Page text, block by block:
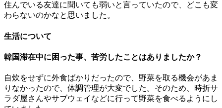
住んでいる友達に聞いても弱いと言っていたので、どこも変
わらないのかなと思いました。
生活について
韓国滞在中に困った事、苦労したことはありましたか？
自炊をせずに外食ばかりだったので、野菜を取る機会があま
りなかったので、体調管理が大変でした。そのため、時折サ
ラダ屋さんやサブウェイなどに行って野菜を食べるようにし